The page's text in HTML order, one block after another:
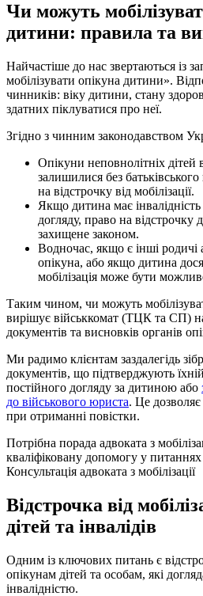
Чи можуть
дитини: правила та
Найчастіше до нас звертаються із
мобілізувати опікуна дитини».
чинників: віку дитини, стану
здатних піклуватися про неї.
Згідно з чинним законодавством
Опікуни неповнолітніх дітей
залишилися без
на відстрочку від мобілізації.
Якщо дитина має
догляду, право на відстрочку
захищене законом.
Водночас, якщо є інші родичі
опікуна, або якщо дитина
мобілізація може бути
Таким чином, чи можуть
вирішує військкомат (ТЦК та СП)
документів та висновків органів
Ми радимо клієнтам заздалегідь
документів, що підтверджують їхній
постійного догляду за дитиною або
до військового юриста. Це
при отриманні повістки.
Потрібна порада адвоката з
кваліфіковану допомогу у питаннях
Консультація адвоката з мобілізації
Відстрочка від
дітей та інвалідів
Одним із ключових питань є
опікунам дітей та особам, які
інвалідністю.